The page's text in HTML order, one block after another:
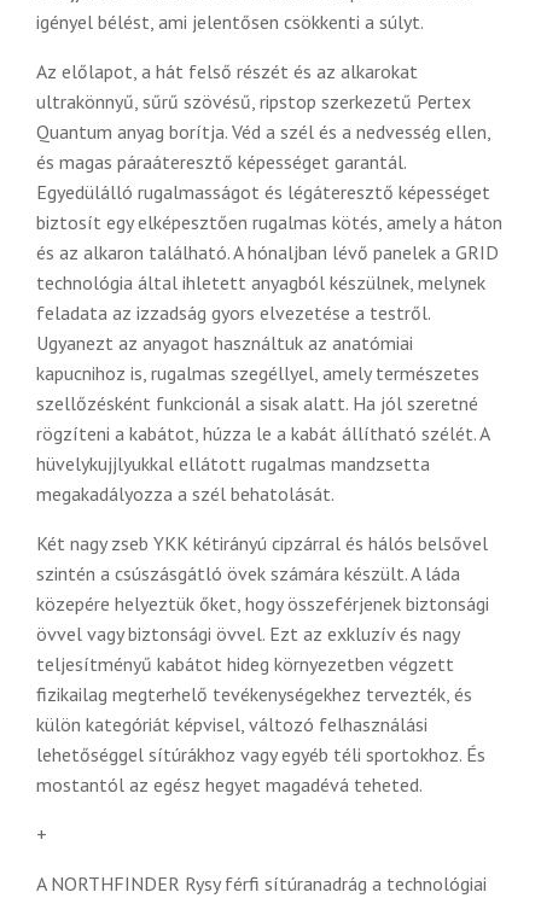
igényel bélést, ami jelentősen csökkenti a súlyt.
Az előlapot, a hát felső részét és az alkarokat
ultrakönnyű, sűrű szövésű, ripstop szerkezetű Pertex
Quantum anyag borítja. Véd a szél és a nedvesség ellen,
és magas páraáteresztő képességet garantál.
Egyedülálló rugalmasságot és légáteresztő képességet
biztosít egy elképesztően rugalmas kötés, amely a háton
és az alkaron található. A hónaljban lévő panelek a GRID
technológia által ihletett anyagból készülnek, melynek
feladata az izzadság gyors elvezetése a testről.
Ugyanezt az anyagot használtuk az anatómiai
kapucnihoz is, rugalmas szegéllyel, amely természetes
szellőzésként funkcionál a sisak alatt. Ha jól szeretné
rögzíteni a kabátot, húzza le a kabát állítható szélét. A
hüvelykujjlyukkal ellátott rugalmas mandzsetta
megakadályozza a szél behatolását.
Két nagy zseb YKK kétirányú cipzárral és hálós belsővel
szintén a csúszásgátló övek számára készült. A láda
közepére helyeztük őket, hogy összeférjenek biztonsági
övvel vagy biztonsági övvel. Ezt az exkluzív és nagy
teljesítményű kabátot hideg környezetben végzett
fizikailag megterhelő tevékenységekhez tervezték, és
külön kategóriát képvisel, változó felhasználási
lehetőséggel sítúrákhoz vagy egyéb téli sportokhoz. És
mostantól az egész hegyet magadévá teheted.
+
A NORTHFINDER Rysy férfi sítúranadrág a technológiai